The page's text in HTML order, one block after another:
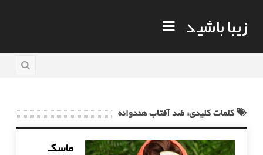
زیبا باشید
کلمات کلیدی: ضد آفتاب هندوانه
ماسک